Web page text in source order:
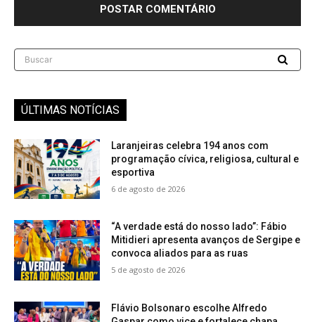
Buscar
ÚLTIMAS NOTÍCIAS
Laranjeiras celebra 194 anos com
programação cívica, religiosa, cultural e
esportiva
6 de agosto de 2026
“A verdade está do nosso lado”: Fábio
Mitidieri apresenta avanços de Sergipe e
convoca aliados para as ruas
5 de agosto de 2026
Flávio Bolsonaro escolhe Alfredo